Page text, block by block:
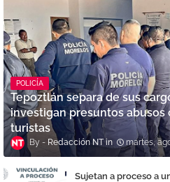
POLICÍA
Tepoztlán separa de sus
investigan presuntos abusos
turistas
Redacción NT martes,
Sujetan a proceso a